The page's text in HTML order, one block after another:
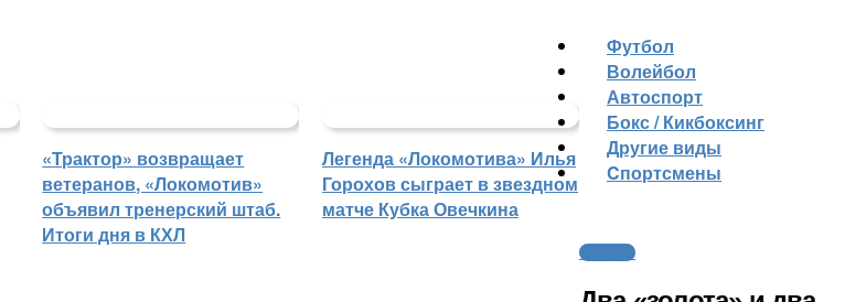
«Трактор» возвращает
ветеранов, «Локомотив»
объявил тренерский штаб.
Итоги дня в КХЛ
Легенда «Локомотива» Илья
Горохов сыграет в звездном
матче Кубка Овечкина
Футбол
Волейбол
Автоспорт
Бокс / Кикбоксинг
Другие виды
Cпортсмены
Силовые